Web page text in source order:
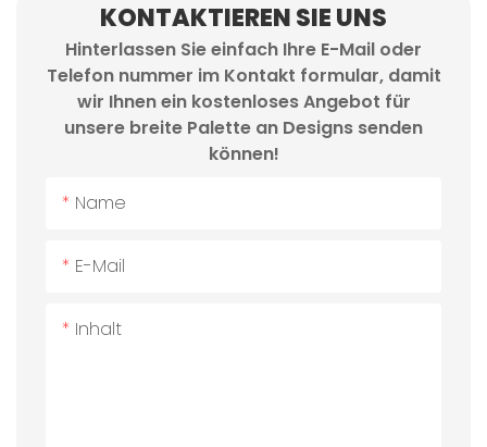
KONTAKTIEREN SIE UNS
Hinterlassen Sie einfach Ihre E-Mail oder
Telefon nummer im Kontakt formular, damit
wir Ihnen ein kostenloses Angebot für
unsere breite Palette an Designs senden
können!
Name
E-Mail
Inhalt